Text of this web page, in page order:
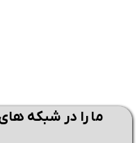
ما را در شبکه